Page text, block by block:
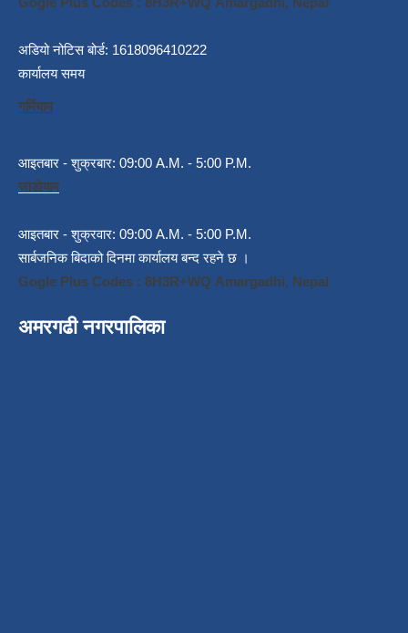
अडियो नोटिस बोर्ड: 1618096410222
कार्यालय समय
गर्मियाम
आइतबार - शुक्रबार: 09:00 A.M. - 5:00 P.M.
जाडोयाम
आइतबार - शुक्रवार: 09:00 A.M. - 5:00 P.M.
सार्बजनिक बिदाको दिनमा कार्यालय बन्द रहने छ ।
Gogle Plus Codes : 8H3R+WQ Amargadhi, Nepal
अमरगढी नगरपालिका